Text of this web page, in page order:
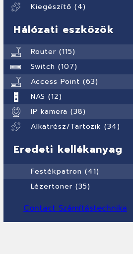
Kiegészítő (4)
Hálózati eszközök
Router (115)
Switch (107)
Access Point (63)
NAS (12)
IP kamera (38)
Alkatrész/Tartozik (34)
Eredeti kellékanyag
Festékpatron (41)
Lézertoner (35)
Contact Számítástechnika